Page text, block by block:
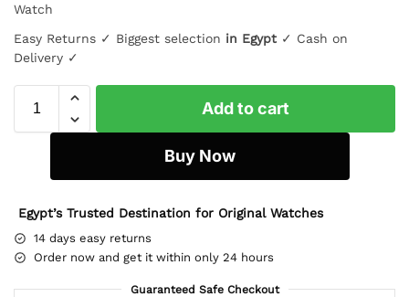
Watch
Easy Returns ✓ Biggest selection in Egypt ✓ Cash on
Delivery ✓
Add to cart
Buy Now
Egypt’s Trusted Destination for Original Watches
14 days easy returns
Order now and get it within only 24 hours
Guaranteed Safe Checkout